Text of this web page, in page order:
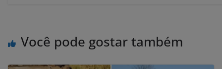
Você pode gostar também